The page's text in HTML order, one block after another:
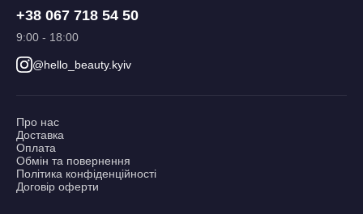
+38 067 718 54 50
9:00 - 18:00
@hello_beauty.kyiv
Про нас
Доставка
Оплата
Обмін та повернення
Політика конфіденційності
Договір оферти